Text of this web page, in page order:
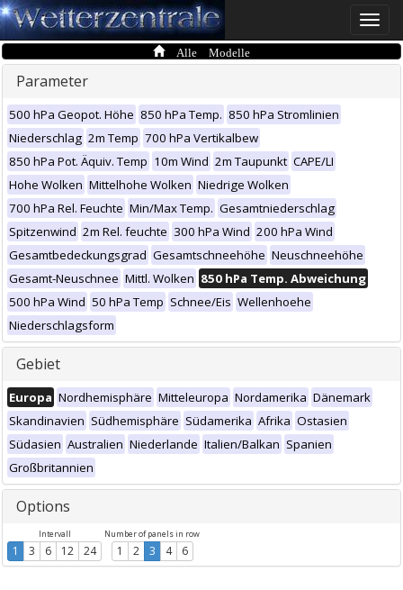
Toggle
Alle Modelle
Parameter
500 hPa Geopot. Höhe 850 hPa Temp. 850 hPa Stromlinien
Niederschlag 2m Temp 700 hPa Vertikalbew
850 hPa Pot. Äquiv. Temp 10m Wind 2m Taupunkt CAPE/LI
Hohe Wolken Mittelhohe Wolken Niedrige Wolken
700 hPa Rel. Feuchte Min/Max Temp. Gesamtniederschlag
Spitzenwind 2m Rel. feuchte 300 hPa Wind 200 hPa Wind
Gesamtbedeckungsgrad Gesamtschneehöhe Neuschneehöhe
Gesamt-Neuschnee Mittl. Wolken 850 hPa Temp. Abweichung
500 hPa Wind 50 hPa Temp Schnee/Eis Wellenhoehe
Niederschlagsform
Gebiet
Europa Nordhemisphäre Mitteleuropa Nordamerika Dänemark
Skandinavien Südhemisphäre Südamerika Afrika Ostasien
Südasien Australien Niederlande Italien/Balkan Spanien
Großbritannien
Options
Intervall
1 3 6 12 24
Number of panels in row
1 2 3 4 6